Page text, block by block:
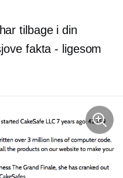
tilbage i din
fakta - ligesom